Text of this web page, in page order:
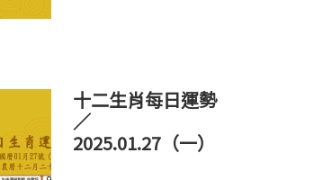
十二生肖每日運勢
／
2025.01.27（一）